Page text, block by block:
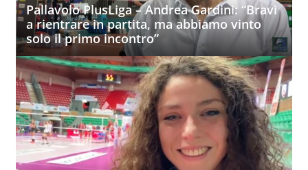
Pallavolo PlusLiga – Andrea Gardini: “Bravi
a rientrare in partita, ma abbiamo vinto
solo il primo incontro”